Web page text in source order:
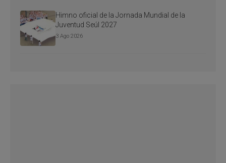
Himno oficial de la Jornada Mundial de la
Juventud Seúl 2027
3 Ago 2026